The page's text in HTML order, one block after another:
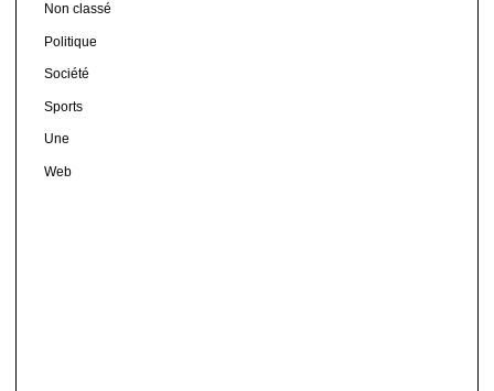
Non classé
Politique
Société
Sports
Une
Web